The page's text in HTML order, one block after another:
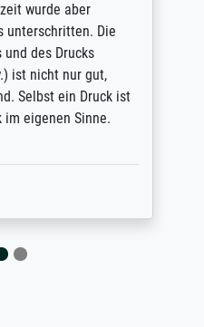
wurde aber
Die
des Drucks
ist nicht nur gut,
Selbst ein Druck ist
eigenen Sinne.